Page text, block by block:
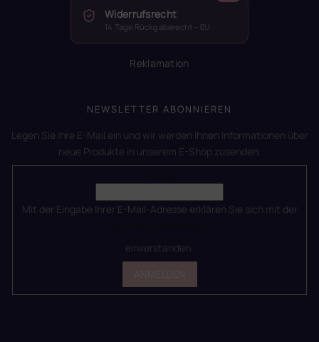
Widerrufsrecht
14 Tage Rückgaberecht – EU
Reklamation
NEWSLETTER ABONNIEREN
Legen Sie Ihre E-Mail ein und wir werden Ihnen Informationen über
neue Produkte in unserem E-Shop zusenden.
Mit der Eingabe Ihrer E-Mail-Adresse erklären Sie sich mit der
einverstanden.